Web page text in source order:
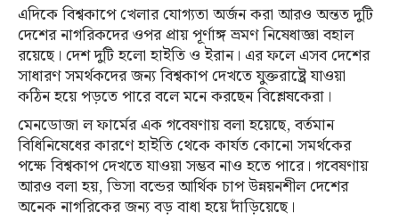
এদিকে বিশ্বকাপে খেলার যোগ্যতা অর্জন করা আরও অন্তত দুটি
দেশের নাগরিকদের ওপর প্রায় পূর্ণাঙ্গ ভ্রমণ নিষেধাজ্ঞা বহাল
রয়েছে। দেশ দুটি হলো হাইতি ও ইরান। এর ফলে এসব দেশের
সাধারণ সমর্থকদের জন্য বিশ্বকাপ দেখতে যুক্তরাষ্ট্রে যাওয়া
কঠিন হয়ে পড়তে পারে বলে মনে করছেন বিশ্লেষকেরা।
মেনডোজা ল ফার্মের এক গবেষণায় বলা হয়েছে, বর্তমান
বিধিনিষেধের কারণে হাইতি থেকে কার্যত কোনো সমর্থকের
পক্ষে বিশ্বকাপ দেখতে যাওয়া সম্ভব নাও হতে পারে। গবেষণায়
আরও বলা হয়, ভিসা বন্ডের আর্থিক চাপ উন্নয়নশীল দেশের
অনেক নাগরিকের জন্য বড় বাধা হয়ে দাঁড়িয়েছে।